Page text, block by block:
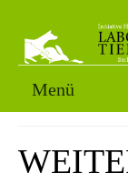
Menü